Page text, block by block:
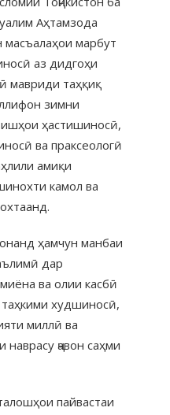
Аҳтамзода
марбут
аз дидгоҳи
мавриди таҳқиқ
зимни
ҳастишиносӣ,
ва праксеологӣ
амиқи
камол ва
ҳамчун манбаи
дар
ва олии касбӣ
худшиносӣ,
миллӣ ва
ҷавон саҳми
пайвастаи